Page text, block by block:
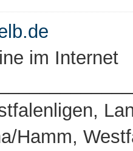
im Internet
Hamm,